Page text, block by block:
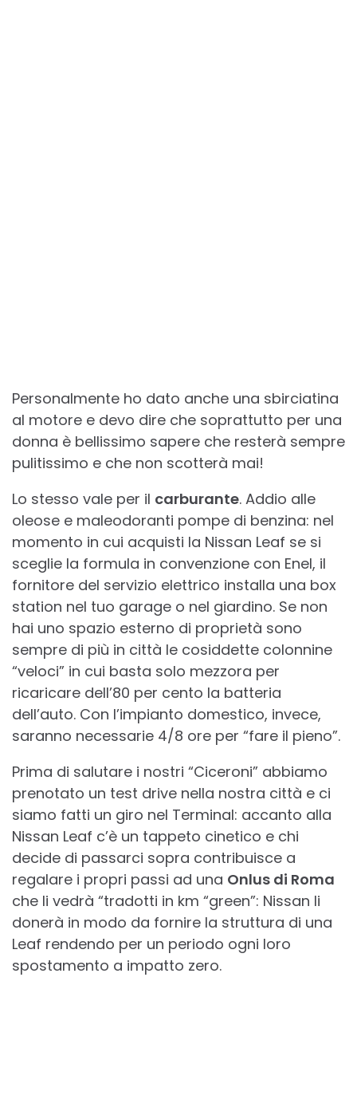
Personalmente ho dato anche una sbirciatina
al motore e devo dire che soprattutto per una
donna è bellissimo sapere che resterà sempre
pulitissimo e che non scotterà mai!
Lo stesso vale per il carburante. Addio alle
oleose e maleodoranti pompe di benzina: nel
momento in cui acquisti la Nissan Leaf se si
sceglie la formula in convenzione con Enel, il
fornitore del servizio elettrico installa una box
station nel tuo garage o nel giardino. Se non
hai uno spazio esterno di proprietà sono
sempre di più in città le cosiddette colonnine
“veloci” in cui basta solo mezzora per
ricaricare dell’80 per cento la batteria
dell’auto. Con l’impianto domestico, invece,
saranno necessarie 4/8 ore per “fare il pieno”.
Prima di salutare i nostri “Ciceroni” abbiamo
prenotato un test drive nella nostra città e ci
siamo fatti un giro nel Terminal: accanto alla
Nissan Leaf c’è un tappeto cinetico e chi
decide di passarci sopra contribuisce a
regalare i propri passi ad una Onlus di Roma
che li vedrà “tradotti in km “green”: Nissan li
donerà in modo da fornire la struttura di una
Leaf rendendo per un periodo ogni loro
spostamento a impatto zero.